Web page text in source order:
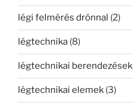
légi felmérés drónnal (2)
légtechnika (8)
légtechnikai berendezések
légtechnikai elemek (3)